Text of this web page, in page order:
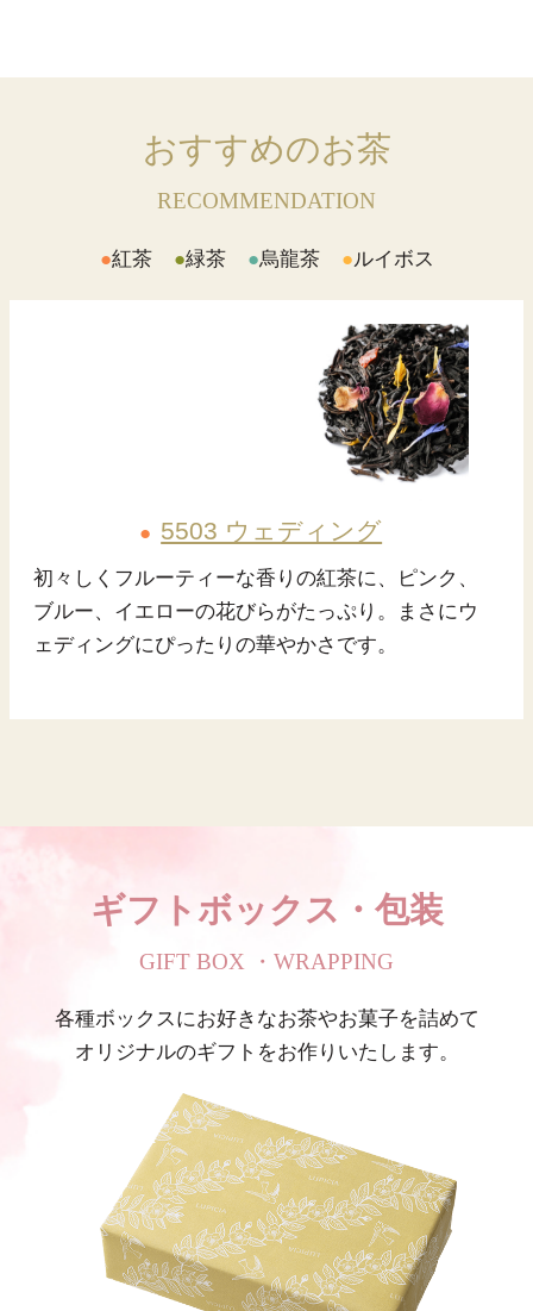
おすすめのお茶
RECOMMENDATION
●紅茶 ●緑茶 ●烏龍茶 ●ルイボス
● 5503 ウェディング
初々しくフルーティーな香りの紅茶に、ピンク、
ブルー、イエローの花びらがたっぷり。まさにウ
ェディングにぴったりの華やかさです。
ギフトボックス・包装
GIFT BOX ・WRAPPING
各種ボックスにお好きなお茶やお菓子を詰めて
オリジナルのギフトをお作りいたします。